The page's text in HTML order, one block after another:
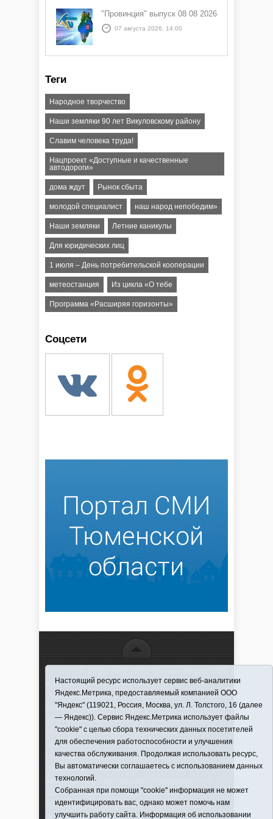
"Провинция" выпуск 08 08 2026
07 августа 2026, 14:00
Теги
Народное творчество
Наши земляки 90 лет Викуловскому району
Славим человека труда!
Нацпроект «Доступные и качественные
автодороги»
дома ждут Рынок сбыта
молодой специалист наш народ непобедим»
Наши земляки Летние каникулы
Для юридических лиц
1 июля – День потребительской кооперации
метеостанция Из цикла «О тебе
Программа «Расширяя горизонты»
Соцсети
использовании материалов ссылка обязательна
Информационная лента выходит при финансовой
поддержке правительства Тюменской области
Регистрационный номер СМИ ЭЛ № ФС 77-66066
от 10.06. 2016 г. выдано Федеральной службой по
надзору в сфере связи, информационных
технологий и массовых коммуникаций.
Учредитель (соучредители) Автономная
некоммерческая организация "Информационно-
издательский центр "Красная звезда"" (627570,
Тюменская обл., Викуловский р-н, с. Викулово, ул.
Ленина, д. 5).
Настоящий ресурс использует сервис веб-аналитики
Яндекс.Метрика, предоставляемый компанией ООО
"Яндекс" (119021, Россия, Москва, ул. Л. Толстого, 16 (далее
— Яндекс)). Сервис Яндекс.Метрика использует файлы
"cookie" с целью сбора технических данных посетителей
для обеспечения работоспособности и улучшения
качества обслуживания. Продолжая использовать ресурс,
Вы автоматически соглашаетесь с использованием данных
технологий.
Собранная при помощи "cookie" информация не может
идентифицировать вас, однако может помочь нам
улучшить работу сайта. Информация об использовании